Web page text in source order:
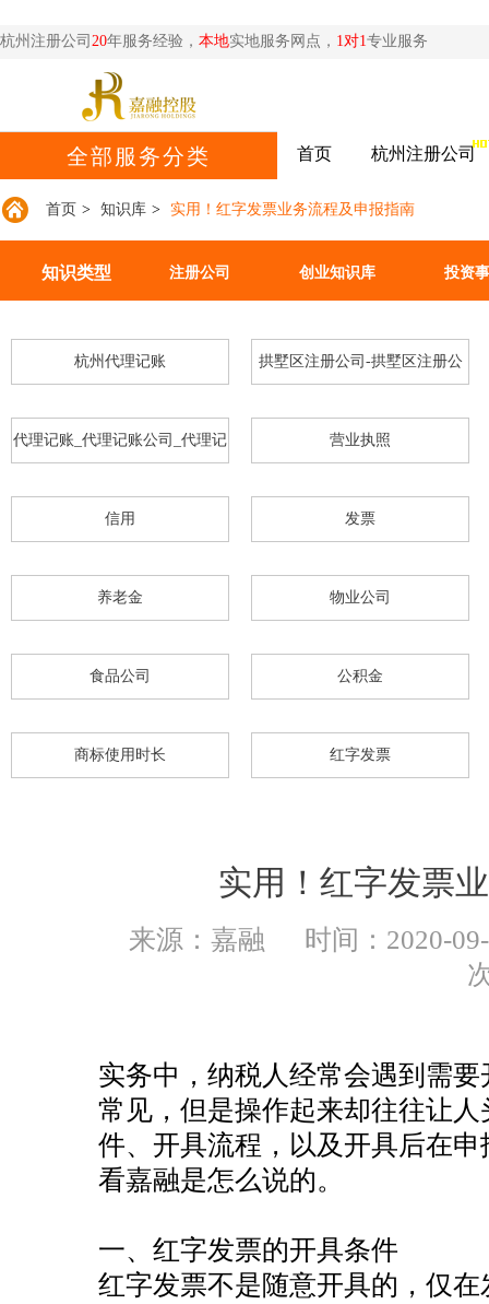
杭州注册公司 20年服务经验， 本地实地服务网点， 1对1专业服务
全部服务分类 首页 杭州注册公司
恭喜杭州**网络科技公司核名成功
恭喜黄总签约公司注册
恭喜**米餐饮成功代账
恭喜杭州**文化传媒有限合规成功
恭喜张总核名成功
首页 > 知识库 > 实用！红字发票业务流程及申报指南
知识类型 注册公司 创业知识库 投资
杭州代理记账 拱墅区注册公司-拱墅区注册公
代理记账_代理记账公司_代理记
杭州代理记账
营业执照
信用 发票
养老金 物业公司
食品公司 公积金
商标使用时长 红字发票
实用！红字发票
来源：嘉融
时间：2020-
实务中，纳税人经常会遇到需
常见，但是操作起来却往往让
件、开具流程，以及开具后在
看嘉融是怎么说的。
一、红字发票的开具条件
红字发票不是随意开具的，仅